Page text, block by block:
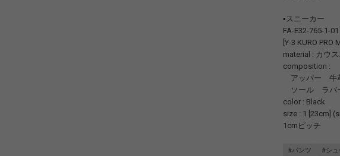
▪️スニーカー
FA-E32-765-1-01
[Y-3 KURO PRO
material : カウ
composition :
アッパー 牛
ソール ラバ
color : Black
size : 1 [23cm]
1cmピッチ
#パンツ #シ